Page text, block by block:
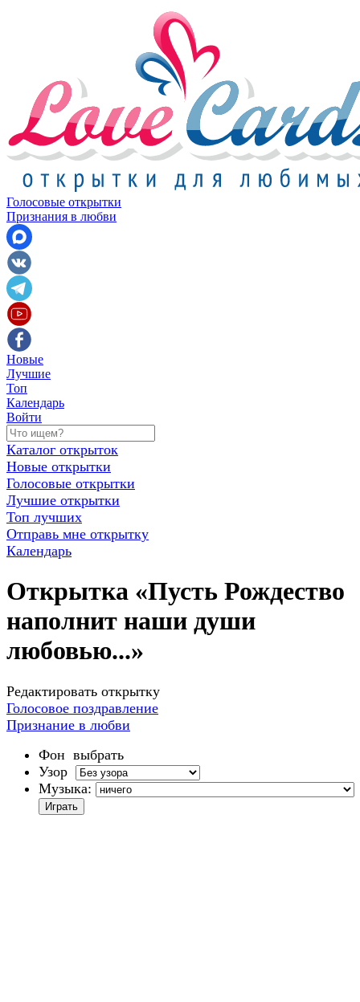
Голосовые открытки
Признания в любви
Новые
Лучшие
Топ
Календарь
Войти
Каталог открыток
Новые открытки
Голосовые открытки
Лучшие открытки
Топ лучших
Отправь мне открытку
Календарь
Открытка «Пусть Рождество
наполнит наши души
любовью...»
Редактировать открытку
Голосовое поздравление
Признание в любви
Фон выбрать
Узор
Музыка: